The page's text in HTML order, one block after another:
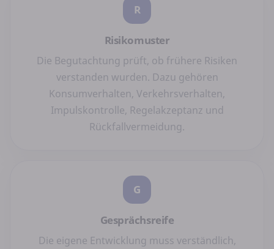
R
Risikomuster
Die Begutachtung prüft, ob frühere Risiken
verstanden wurden. Dazu gehören
Konsumverhalten, Verkehrsverhalten,
Impulskontrolle, Regelakzeptanz und
Rückfallvermeidung.
G
Gesprächsreife
Die eigene Entwicklung muss verständlich,